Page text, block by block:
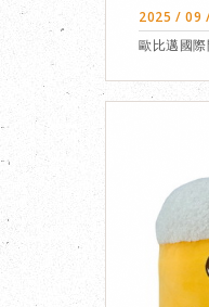
2025 / 09
歐比邁國